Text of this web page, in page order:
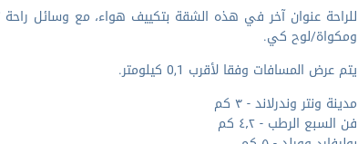
للراحة عنوان آخر في هذه الشقة بتكييف هواء، مع وسائل
ومكواة/لوح كي.
يتم عرض المسافات وفقا لأقرب 0,1 كيلومتر.
مدينة ونتر وندرلاند - ٣ كم
فن السبع الرطب - ٤٫٢ كم